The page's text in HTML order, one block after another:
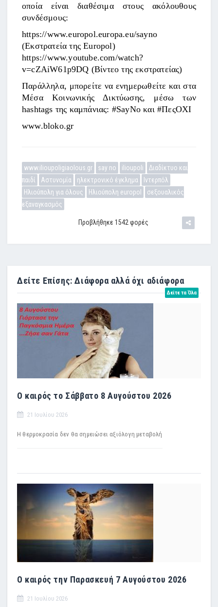
οποία είναι διαθέσιμα στους ακόλουθους
συνδέσμους:
https://www.europol.europa.eu/sayno
(Εκστρατεία της Europol)
https://www.youtube.com/watch?
v=cZAiW61p9DQ (Βίντεο της εκστρατείας)
Παράλληλα, μπορείτε να ενημερωθείτε και στα
Μέσα Κοινωνικής Δικτύωσης, μέσω των
hashtags της καμπάνιας: #SayNo και #ΠεςΟΧΙ
www.bloko.gr
www.ilioupoligiaolous.gr say no ilioupoli
Διαδίκτυο και
παιδί
Αστυνομία ηλεκτρονικό έγκλημα
Ιντερπόλ
Ηλιούπολη για όλους
Ηλιούπολη europol
σεξουαλικός
εξαναγκασμός
Προβλήθηκε 1542 φορές
Δείτε Επίσης: Διάφορα αλλά όχι αδιάφορα
Δείτε τα Όλα
Ο καιρός το Σάββατο 8 Αυγούστου 2026
21 Ιουλίου 2026
Η θερμοκρασία δεν θα σημειώσει αξιόλογη μεταβολή
Ο καιρός την Παρασκευή 7 Αυγούστου 2026
21 Ιουλίου 2026